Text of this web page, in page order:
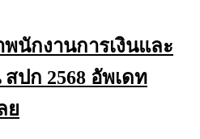
The
options
be
chosen
นักงานการเงินและ
ปก 2568 อัพเดท
ย